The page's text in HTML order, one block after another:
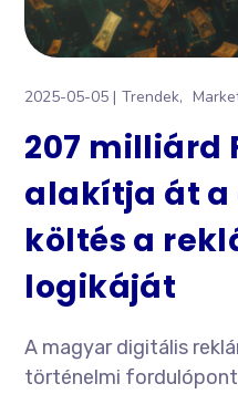
2025-05-05 Trendek
207 milliárd
alakítja át
költés a
logikáját
A magyar digitális
történelmi